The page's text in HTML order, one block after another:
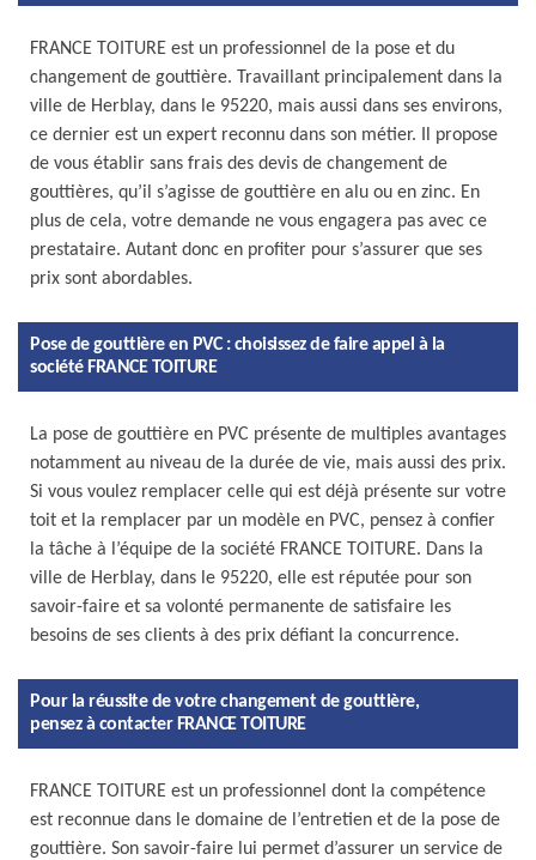
FRANCE TOITURE est un professionnel de la pose et du
changement de gouttière. Travaillant principalement dans la
ville de Herblay, dans le 95220, mais aussi dans ses environs,
ce dernier est un expert reconnu dans son métier. Il propose
de vous établir sans frais des devis de changement de
gouttières, qu’il s’agisse de gouttière en alu ou en zinc. En
plus de cela, votre demande ne vous engagera pas avec ce
prestataire. Autant donc en profiter pour s’assurer que ses
prix sont abordables.
Pose de gouttière en PVC : choisissez de faire appel à la
société FRANCE TOITURE
La pose de gouttière en PVC présente de multiples avantages
notamment au niveau de la durée de vie, mais aussi des prix.
Si vous voulez remplacer celle qui est déjà présente sur votre
toit et la remplacer par un modèle en PVC, pensez à confier
la tâche à l’équipe de la société FRANCE TOITURE. Dans la
ville de Herblay, dans le 95220, elle est réputée pour son
savoir-faire et sa volonté permanente de satisfaire les
besoins de ses clients à des prix défiant la concurrence.
Pour la réussite de votre changement de gouttière,
pensez à contacter FRANCE TOITURE
FRANCE TOITURE est un professionnel dont la compétence
est reconnue dans le domaine de l’entretien et de la pose de
gouttière. Son savoir-faire lui permet d’assurer un service de